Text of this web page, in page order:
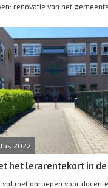
renovatie van het
2022
het lerarentekort in
met oproepen voor